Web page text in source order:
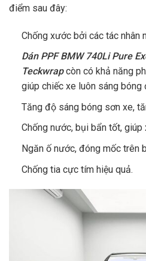
điểm sau đây:
Chống xước bởi các tác nhân
Dán PPF BMW 740Li Pure
Teckwrapcòn có khả năng
giúp chiếc xe luôn sáng bóng
Tăng độ sáng bóng sơn xe,
Chống nước, bụi bẩn tốt,
Ngăn ố nước, đóng mốc trên
Chống tia cực tím hiệu quả.